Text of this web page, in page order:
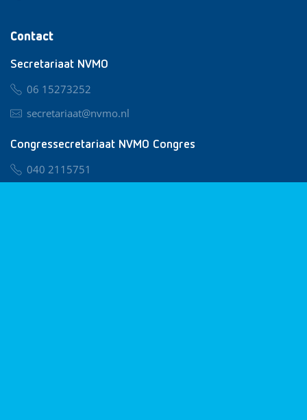
Contact
Secretariaat NVMO
06 15273252
secretariaat@nvmo.nl
Congressecretariaat NVMO Congres
040 2115751